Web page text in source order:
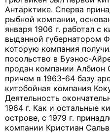
Антарктике. Сперва
рыбной компании,
января 1906 г. работал с
выданной губернатором
которую компания
посольство в Буэнос-
продан компании
причем в 1963-64 базу
китобойная компания
Деятельность
1964 г. Как и остальные
острове, с 1979 г.
компании Кристиан